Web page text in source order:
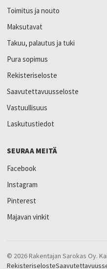
Toimitus ja nouto
Maksutavat
Takuu, palautus ja tuki
Pura sopimus
Rekisteriseloste
Saavutettavuusseloste
Vastuullisuus
Laskutustiedot
SEURAA MEITÄ
Facebook
Instagram
Pinterest
Majavan vinkit
© 2026 Rakentajan Sarokas Oy.
Rekisteriseloste